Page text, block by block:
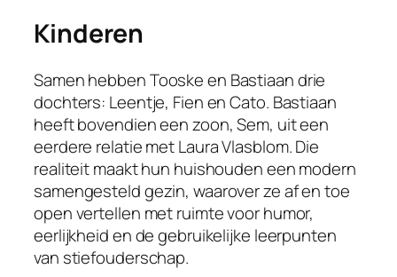
Kinderen
Samen hebben Tooske en Bastiaan drie
dochters: Leentje, Fien en Cato. Bastiaan
heeft bovendien een zoon, Sem, uit een
eerdere relatie met Laura Vlasblom. Die
realiteit maakt hun huishouden een modern
samengesteld gezin, waarover ze af en toe
open vertellen met ruimte voor humor,
eerlijkheid en de gebruikelijke leerpunten
van stiefouderschap.